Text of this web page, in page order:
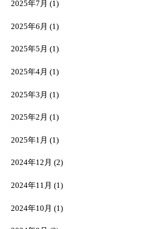
2025年7月 (1)
2025年6月 (1)
2025年5月 (1)
2025年4月 (1)
2025年3月 (1)
2025年2月 (1)
2025年1月 (1)
2024年12月 (2)
2024年11月 (1)
2024年10月 (1)